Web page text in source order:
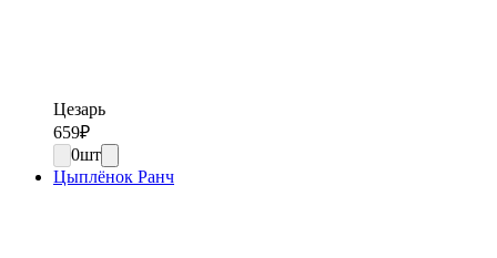
Цезарь
659₽
0шт
Цыплёнок Ранч